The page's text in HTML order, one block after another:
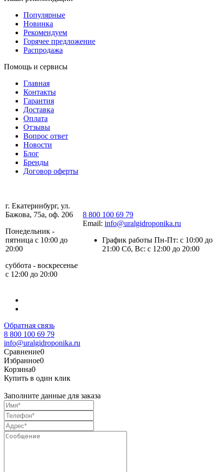
Популярные
Новинка
Рекомендуем
Горячее предложение
Распродажа
Помощь и сервисы
Главная
Контакты
Гарантия
Доставка
Оплата
Отзывы
Вопрос ответ
Новости
Блог
Бренды
Договор оферты
г. Екатеринбург, ул.
Бажова, 75а, оф. 206
Понедельник -
пятница с 10:00 до
20:00
суббота - воскресенье
с 12:00 до 20:00
8 800 100 69 79
Email: info@uralgidroponika.ru
График работы Пн-Пт: с 10:00 до
21:00 Сб, Вс: с 12:00 до 20:00
Обратная связь
8 800 100 69 79
info@uralgidroponika.ru
Сравнение0
Избранное0
Корзина0
Купить в один клик
Заполните данные для заказа